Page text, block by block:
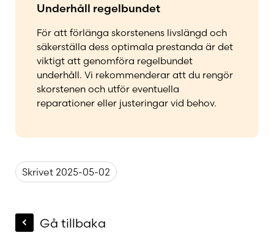
Underhåll regelbundet
För att förlänga skorstenens livslängd och
säkerställa dess optimala prestanda är det
viktigt att genomföra regelbundet
underhåll. Vi rekommenderar att du rengör
skorstenen och utför eventuella
reparationer eller justeringar vid behov.
Skrivet 2025-05-02
Gå tillbaka